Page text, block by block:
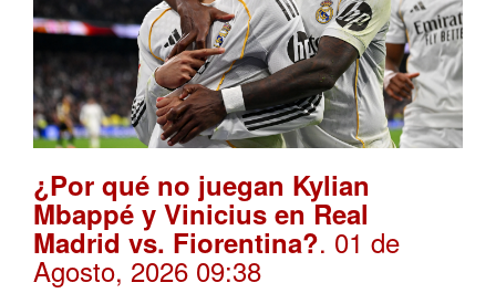
¿Por qué no juegan Kylian
Mbappé y Vinicius en Real
Madrid vs. Fiorentina?. 01 de
Agosto, 2026 09:38